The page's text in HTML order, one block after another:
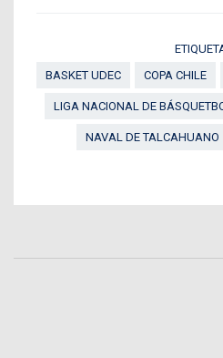
BASKET UDEC
COPA CHILE
LIGA NACIONAL DE
NAVAL DE TALCAHUANO